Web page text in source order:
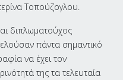
Τοπούζογλου.
διπλωματούχος
πάντα σημαντικό
να έχει τον
της τα τελευταία